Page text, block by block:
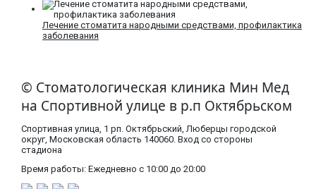
Лечение стоматита народными средствами, профилактика
заболевания
© Стоматологическая клиника Мин Мед
на Спортивной улице в р.п Октябрьском
Спортивная улица, 1 рп. Октябрьский, Люберцы городской
округ, Московская область​ 140060. Вход со стороны
стадиона
Время работы: Ежедневно с 10:00 до 20:00